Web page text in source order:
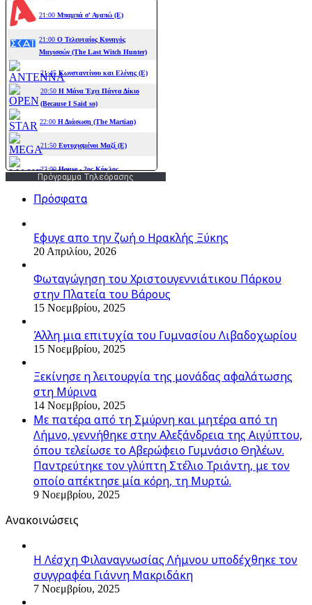
Πρόγραμμα Τηλεόρασης
Πρόσφατα
Εφυγε απο την ζωή o Ηρακλής Ξύκης
20 Απριλίου, 2026
Φωταγώγηση του Χριστουγεννιάτικου Πάρκου
στην Πλατεία του Βάρους
15 Νοεμβρίου, 2025
Άλλη μια επιτυχία του Γυμνασίου Λιβαδοχωρίου
15 Νοεμβρίου, 2025
Ξεκίνησε η λειτουργία της μονάδας αφαλάτωσης
στη Μύρινα
14 Νοεμβρίου, 2025
Με πατέρα από τη Σμύρνη και μητέρα από τη
Λήμνο, γεννήθηκε στην Αλεξάνδρεια της Αιγύπτου,
όπου τελείωσε το Αβερώφειο Γυμνάσιο Θηλέων.
Παντρεύτηκε τον γλύπτη Στέλιο Τριάντη, με τον
οποίο απέκτησε μία κόρη, τη Μυρτώ.
9 Νοεμβρίου, 2025
Ανακοινώσεις
Η Λέσχη Φιλαναγνωσίας Λήμνου υποδέχθηκε τον
συγγραφέα Γιάννη Μακριδάκη
7 Νοεμβρίου, 2025